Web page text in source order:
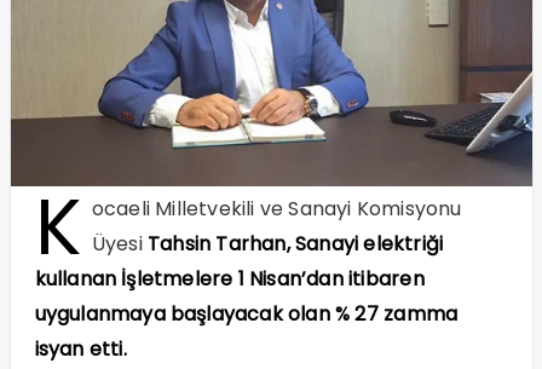
K ocaeli Milletvekili ve Sanayi Komisyonu
Üyesi Tahsin Tarhan, Sanayi elektriği
kullanan İşletmelere 1 Nisan’dan itibaren
uygulanmaya başlayacak olan % 27 zamma
isyan etti.